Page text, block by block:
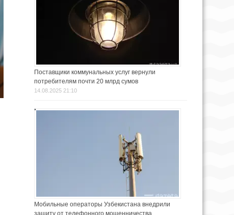
Поставщики коммунальных услуг вернули
потребителям почти 20 млрд сумов
14.08.2025 21:10
Мобильные операторы Узбекистана внедрили
защиту от телефонного мошенничества